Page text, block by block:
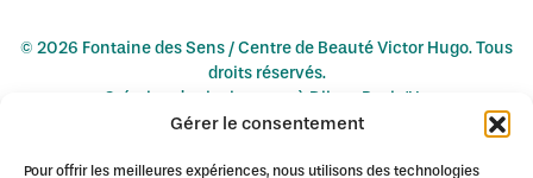
Gérer le consentement
Pour offrir les meilleures expériences, nous utilisons des technologies
© 2026 Fontaine des Sens / Centre de Beauté Victor Hugo. Tous
droits réservés.
Création de site internet à Dijon : Pagin'Up
confidentialité